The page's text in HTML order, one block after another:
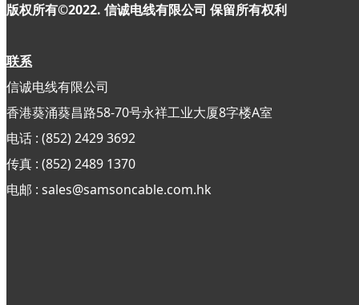
版权所有©2022. 信诚电线有限公司 保留所有权利
联系
信诚电线有限公司
香港葵涌葵昌路58-70号永祥工业大厦8字楼A室
电话 : (852) 2429 3692
传真 : (852)2489 1370
电邮 : sales@samsoncable.com.hk